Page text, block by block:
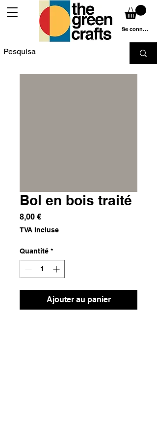
Se connecter
Bol en bois traité
8,00 €Prix
TVA Incluse
Quantité *
Ajouter au panier